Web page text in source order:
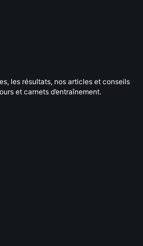
les résultats, nos articles et conseils
et carnets d’entraînement.